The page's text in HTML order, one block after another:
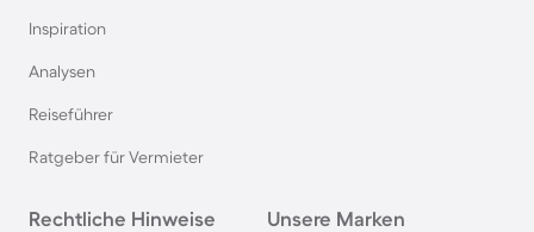
Hütten im Salzburger Land
Inspiration
Analysen
Reiseführer
Ratgeber für Vermieter
Rechtliche Hinweise Unsere Marken